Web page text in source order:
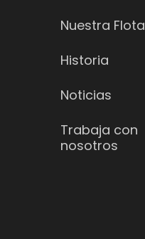
Nuestra Flota
Historia
Noticias
Trabaja con
nosotros